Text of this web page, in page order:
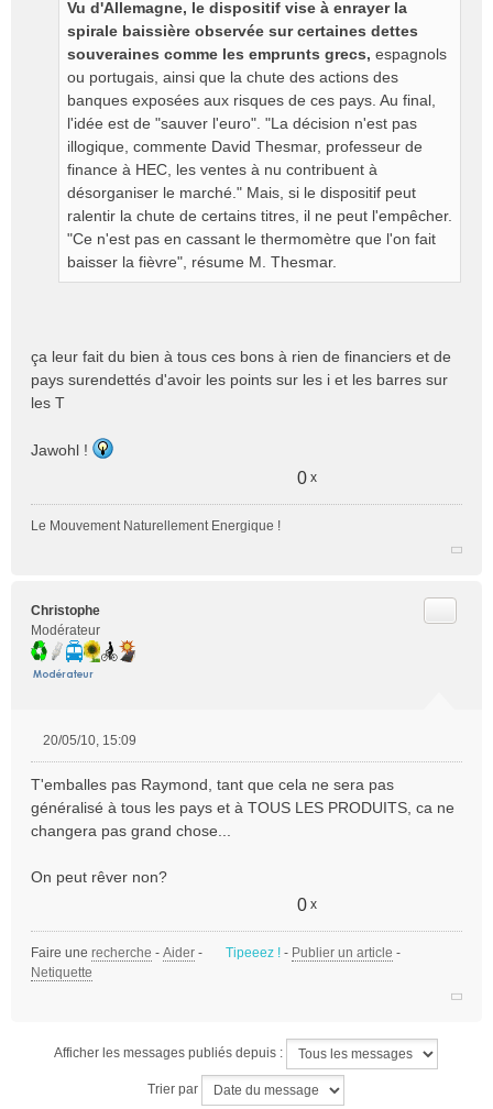
Vu d'Allemagne, le dispositif vise à enrayer la
spirale baissière observée sur certaines dettes
souveraines comme les emprunts grecs, espagnols
ou portugais, ainsi que la chute des actions des
banques exposées aux risques de ces pays. Au final,
l'idée est de "sauver l'euro". "La décision n'est pas
illogique, commente David Thesmar, professeur de
finance à HEC, les ventes à nu contribuent à
désorganiser le marché." Mais, si le dispositif peut
ralentir la chute de certains titres, il ne peut l'empêcher.
"Ce n'est pas en cassant le thermomètre que l'on fait
baisser la fièvre", résume M. Thesmar.
ça leur fait du bien à tous ces bons à rien de financiers et de
pays surendettés d'avoir les points sur les i et les barres sur
les T
Jawohl !
0 x
Le Mouvement Naturellement Energique !
Christophe
Modérateur
s
s
a
e
n
l
u
20/05/10, 15:09
T'emballes pas Raymond, tant que cela ne sera pas
généralisé à tous les pays et à TOUS LES PRODUITS, ca ne
changera pas grand chose...
On peut rêver non?
0 x
Faire une recherche - Aider - Tipeeez ! - Publier un article -
Netiquette
Afficher les messages publiés depuis :
Trier par